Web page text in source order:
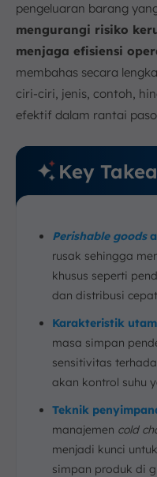
pengeluaran barang
mengurangi risiko
menjaga efisiensi
membahas secara
ciri-ciri, jenis, contoh,
efektif dalam rantai
Key
Perishable goods
rusak sehingga
khusus seperti
dan distribusi
Karakteristik
masa simpan
sensitivitas
akan kontrol suhu
Teknik
manajemen cold
menjadi kunci
simpan produk di